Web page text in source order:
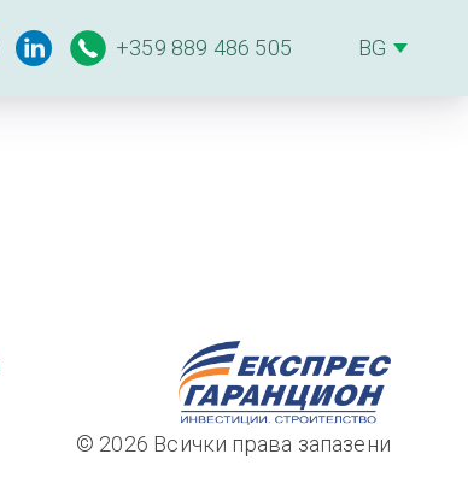
+359 889 486 505
© 2026 Всички права запазени